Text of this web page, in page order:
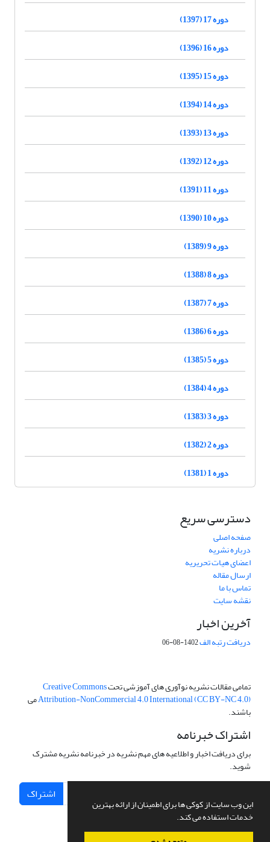
این وب سایت از کوکی ها برای اطمینان از ارائه بهترین
خدمات استفاده می کند.
دوره 17 (1397)
دوره 16 (1396)
دوره 15 (1395)
دوره 14 (1394)
دوره 13 (1393)
دوره 12 (1392)
دوره 11 (1391)
دوره 10 (1390)
دوره 9 (1389)
دوره 8 (1388)
دوره 7 (1387)
دوره 6 (1386)
دوره 5 (1385)
دوره 4 (1384)
دوره 3 (1383)
دوره 2 (1382)
دوره 1 (1381)
دسترسی سریع
صفحه اصلی
درباره نشریه
اعضای هیات تحریریه
ارسال مقاله
تماس با ما
نقشه سایت
آخرین اخبار
دریافت رتبه الف1402-08-06
تمامی مقالات نشریه نوآوری های آموزشی تحتCreative Commons
Attribution-NonCommercial 4.0 International (CC BY-NC 4.0)می
باشند.
اشتراک خبرنامه
برای دریافت اخبار و اطلاعیه های مهم نشریه در خبرنامه نشریه مشترک
شوید.
اشتراک